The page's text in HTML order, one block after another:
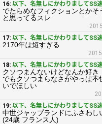
16: 以下、名無しにかわりましてSS
でたらめなフィクションとか
と思ってるスレ
17: 以下、名無しにかわりましてSS
2170年は短すぎる
18: 以下、名無しにかわりましてSS
クソつまんないけどなんか好き
でもクソつまらなさがやっぱ
いでほしい
19: 以下、名無しにかわりましてSS
中世ジャップランドにふさわし
(24歳 フランス人)